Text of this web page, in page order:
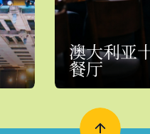
澳大利亚
餐厅